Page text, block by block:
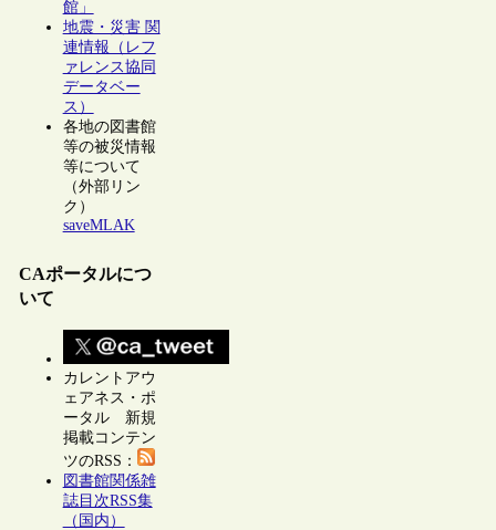
館」
地震・災害 関
連情報（レフ
ァレンス協同
データベー
ス）
各地の図書館
等の被災情報
等について
（外部リン
ク）
saveMLAK
CAポータルにつ
いて
カレントアウ
ェアネス・ポ
ータル 新規
掲載コンテン
ツのRSS：
図書館関係雑
誌目次RSS集
（国内）